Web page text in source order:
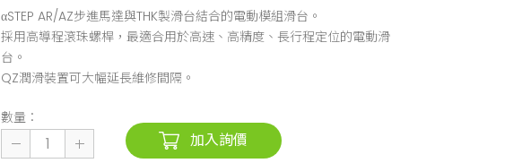
αSTEP AR/AZ步進馬達與THK製滑台結合的電動模組滑台。
採用高導程滾珠螺桿，最適合用於高速、高精度、長行程定位的電動滑
台。
QZ潤滑裝置可大幅延長維修間隔。
數量：
加入詢價